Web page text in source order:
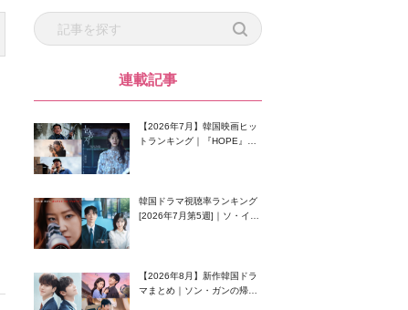
連載記事
【2026年7月】韓国映画ヒッ
トランキング｜『HOPE』が
韓国ドラマ視聴率ランキング
[2026年7月第5週]｜ソ・イン
【2026年8月】新作韓国ドラ
マまとめ｜ソン・ガンの帰